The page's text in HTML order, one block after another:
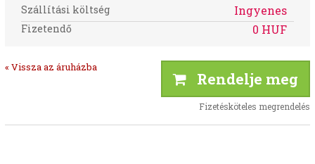
Szállítási költség Ingyenes
Fizetendő 0 HUF
« Vissza az áruházba
Rendelje meg
Fizetésköteles megrendelés